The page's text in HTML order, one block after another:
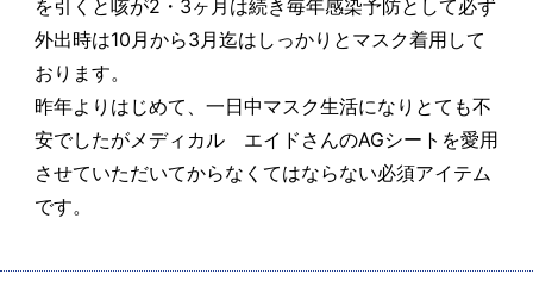
を引くと咳が2・3ヶ月は続き毎年感染予防として必ず
外出時は10月から3月迄はしっかりとマスク着用して
おります。
昨年よりはじめて、一日中マスク生活になりとても不
安でしたがメディカル エイドさんのAGシートを愛用
させていただいてからなくてはならない必須アイテム
です。